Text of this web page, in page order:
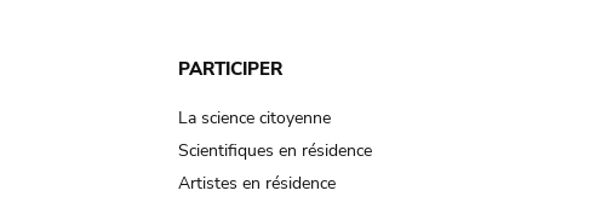
PARTICIPER
La science citoyenne
Scientifiques en résidence
Artistes en résidence